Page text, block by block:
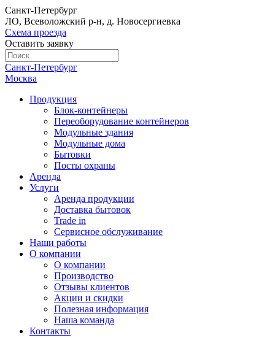
Санкт-Петербург
ЛО, Всеволожский р-н, д. Новосергиевка
Схема проезда
Оставить заявку
Санкт-Петербург
Москва
Продукция
Блок-контейнеры
Переоборудование контейнеров
Модульные здания
Модульные дома
Бытовки
Посты охраны
Аренда
Услуги
Аренда продукции
Доставка бытовок
Trade in
Сервисное обслуживание
Наши работы
О компании
О компании
Производство
Отзывы клиентов
Акции и скидки
Полезная информация
Наша команда
Контакты